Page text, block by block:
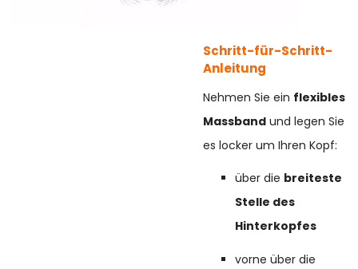
Schritt-für-Schritt-
Anleitung
Nehmen Sie ein flexibles
Massband und legen Sie
es locker um Ihren Kopf:
über die breiteste
Stelle des
Hinterkopfes
vorne über die